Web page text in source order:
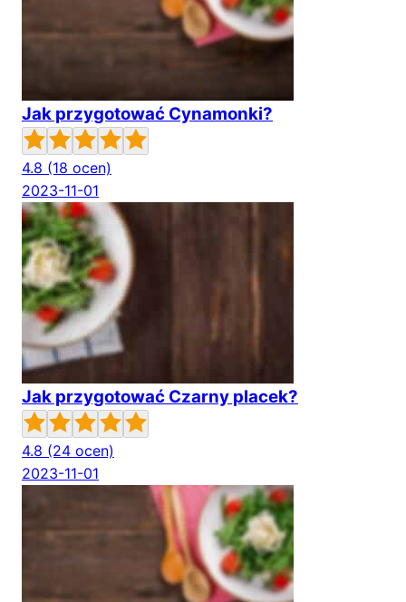
Jak przygotować Cynamonki?
4.8 (18 ocen)
2023-11-01
Jak przygotować Czarny placek?
4.8 (24 ocen)
2023-11-01